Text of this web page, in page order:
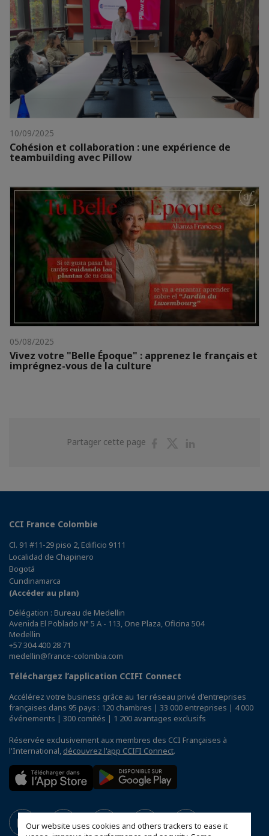
Our website uses cookies and others trackers to ease it
10/09/2025
Cohésion et collaboration : une expérience de
teambuilding avec Pillow
05/08/2025
Vivez votre "Belle Époque" : apprenez le français et
imprégnez-vous de la culture
Partager cette page
PartagerPartager
CCI France Colombie
Cl. 91 #11-29 piso 2, Edificio 9111
Localidad de Chapinero
Bogotá
Cundinamarca
(Accéder au plan)
Délégation : Bureau de Medellin
Avenida El Poblado N° 5 A - 113, One Plaza, Oficina 504
Medellin
+57 304 400 28 71
medellin@france-colombia.com
Téléchargez l’application CCIFI Connect
Accélérez votre business grâce au 1er réseau privé d'entreprises
françaises dans 95 pays : 120 chambres | 33 000 entreprises | 4 000
événements | 300 comités | 1 200 avantages exclusifs
Réservée exclusivement aux membres des CCI Françaises à
l'International, découvrez l'app CCIFI Connect.